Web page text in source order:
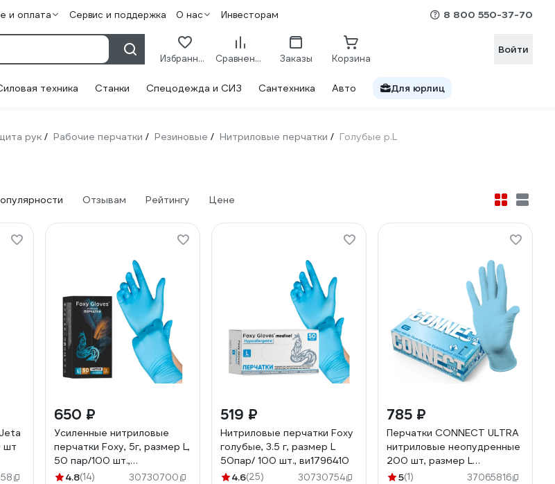
и оплата Сервис и поддержка О нас Инвесторам 8 800 550-37-70
Избранное Сравнение Заказы Корзина
Войти
техника Станки Спецодежда и СИЗ Сантехника Авто Для юрлиц
рук / Рабочие перчатки / Резиновые / Нитриловые перчатки / Голубые р.L
Отзывам Рейтингу Цене
шт
650 ₽
Усиленные нитриловые
перчатки Foxy, 5г, размер L,
50 пар/100 шт.,
46311614774801
4.8(14) 30730700
519 ₽
Нитриловые перчатки Foxy
голубые, 3.5 г, размер L
50пар/ 100 шт., ви1796410
4.6(25) 30730754
785 ₽
Перчатки CONNECT ULTRA
нитриловые неопудренные
200 шт, размер L
CT0000005308
5(1) 37065816